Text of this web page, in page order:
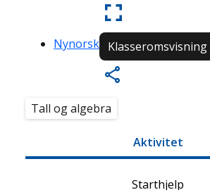
Nynorsk Klasseromsvisning
Tall og algebra
Aktivitet
Starthjelp